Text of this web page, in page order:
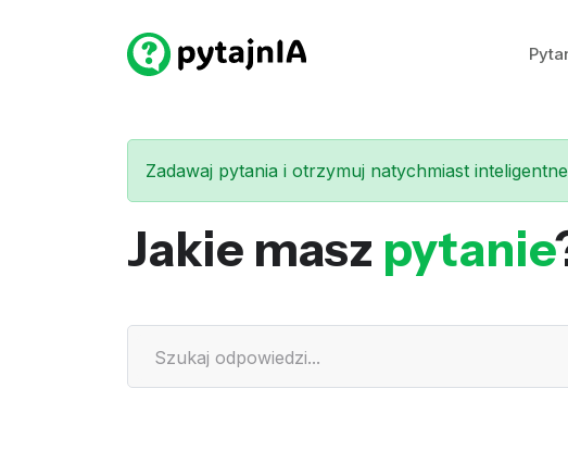
Zadawaj pytania i otrzymuj natychmiast
Jakie masz pytanie